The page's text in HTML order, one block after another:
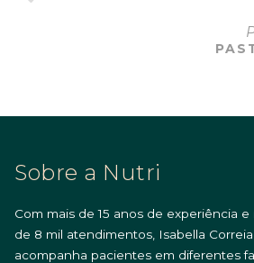
Sobre a Nutri
Com mais de 15 anos de experiência e
de 8 mil atendimentos, Isabella Correia
acompanha pacientes em diferentes